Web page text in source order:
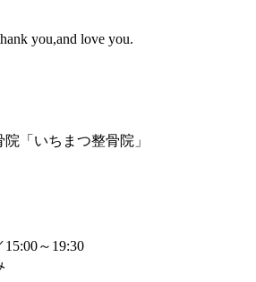
you,and love you.
「いちまつ整骨院」
15:00～19:30